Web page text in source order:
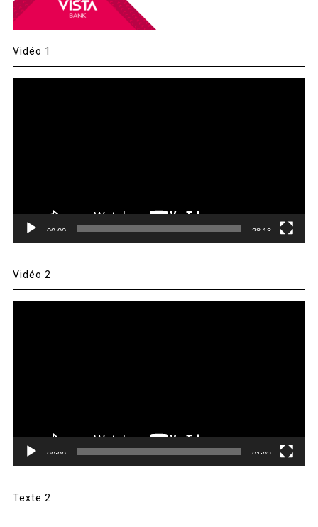
Vidéo 1
00:00 28:13
Vidéo 2
00:00 01:02
Texte 2